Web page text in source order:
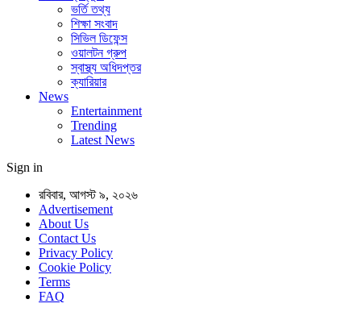
ভর্তি তথ্য
শিক্ষা সংবাদ
সিভিল ডিফেন্স
ওয়ালটন গ্রুপ
স্বাস্থ্য অধিদপ্তর
ক্যারিয়ার
News
Entertainment
Trending
Latest News
Sign in
রবিবার, আগস্ট ৯, ২০২৬
Advertisement
About Us
Contact Us
Privacy Policy
Cookie Policy
Terms
FAQ